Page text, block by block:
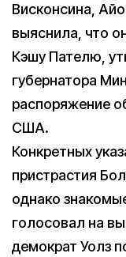
Висконсина,
выяснила, что
Кэшу Пателю,
губернатора
распоряжение
США.
Конкретных
пристрастия
однако
голосовал на
демократ Уолз